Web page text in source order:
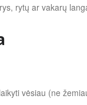
rytų ar vakarų
vėsiau (ne